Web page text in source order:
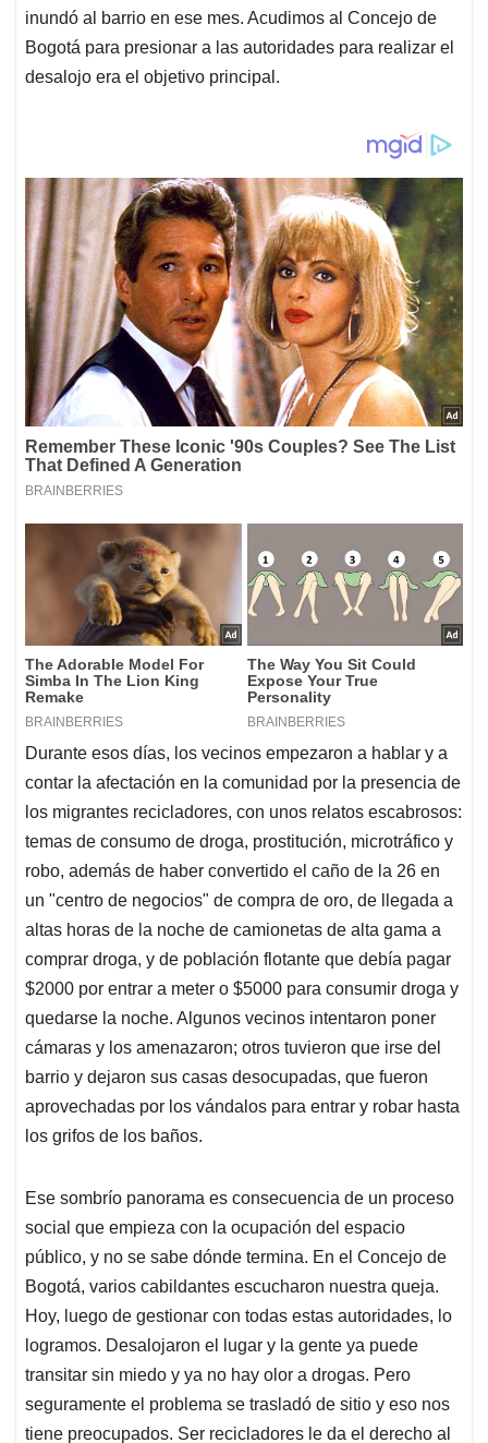
inundó al barrio en ese mes. Acudimos al Concejo de
Bogotá para presionar a las autoridades para realizar el
desalojo era el objetivo principal.
Durante esos días, los vecinos empezaron a hablar y a
contar la afectación en la comunidad por la presencia de
los migrantes recicladores, con unos relatos escabrosos:
temas de consumo de droga, prostitución, microtráfico y
robo, además de haber convertido el caño de la 26 en
un "centro de negocios" de compra de oro, de llegada a
altas horas de la noche de camionetas de alta gama a
comprar droga, y de población flotante que debía pagar
$2000 por entrar a meter o $5000 para consumir droga y
quedarse la noche. Algunos vecinos intentaron poner
cámaras y los amenazaron; otros tuvieron que irse del
barrio y dejaron sus casas desocupadas, que fueron
aprovechadas por los vándalos para entrar y robar hasta
los grifos de los baños.
Ese sombrío panorama es consecuencia de un proceso
social que empieza con la ocupación del espacio
público, y no se sabe dónde termina. En el Concejo de
Bogotá, varios cabildantes escucharon nuestra queja.
Hoy, luego de gestionar con todas estas autoridades, lo
logramos. Desalojaron el lugar y la gente ya puede
transitar sin miedo y ya no hay olor a drogas. Pero
seguramente el problema se trasladó de sitio y eso nos
tiene preocupados. Ser recicladores le da el derecho al